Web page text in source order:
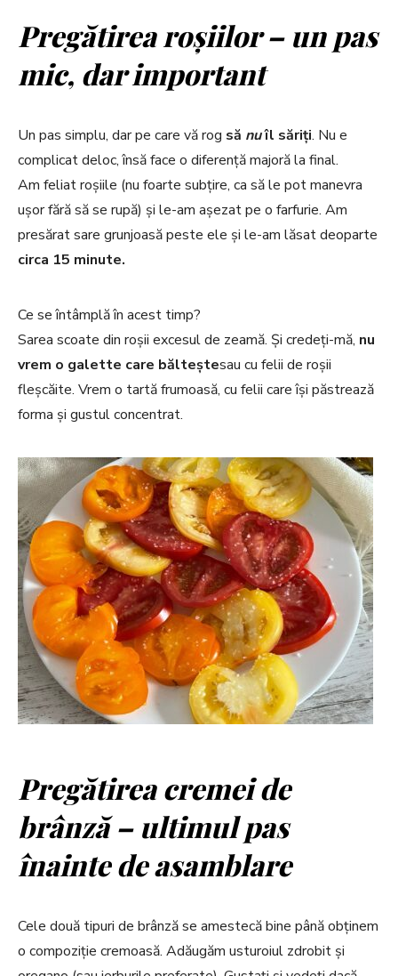
Pregătirea roșiilor – un pas
mic, dar important
Un pas simplu, dar pe care vă rog să nuîl săriți. Nu e
complicat deloc, însă face o diferență majoră la final.
Am feliat roșiile (nu foarte subțire, ca să le pot manevra
ușor fără să se rupă) și le-am așezat pe o farfurie. Am
presărat sare grunjoasă peste ele și le-am lăsat deoparte
circa 15 minute.
Ce se întâmplă în acest timp?
Sarea scoate din roșii excesul de zeamă. Și credeți-mă, nu
vrem o galette care bălteștesau cu felii de roșii
fleșcăite. Vrem o tartă frumoasă, cu felii care își păstrează
forma și gustul concentrat.
Pregătirea cremei de
brânză – ultimul pas
înainte de asamblare
Cele două tipuri de brânză se amestecă bine până obținem
o compoziție cremoasă. Adăugăm usturoiul zdrobit și